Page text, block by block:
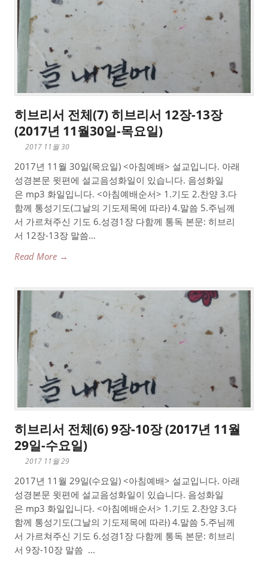
히브리서 전체(7) 히브리서 12장-13장
(2017년 11월30일-목요일)
2017 11월 30
2017년 11월 30일(목요일) <아침예배> 설교입니다. 아래
성경본문 윗편에 설교음성화일이 있습니다. 음성화일
은 mp3 화일입니다. <아침예배순서> 1.기도 2.찬양 3.다
함께 통성기도(그날의 기도제목에 따라) 4.말씀 5.주님께
서 가르쳐주신 기도 6.성경1장 다함께 통독 본문: 히브리
서 12장-13장 말씀...
Read More →
히브리서 전체(6) 9장-10장 (2017년 11월
29일-수요일)
2017 11월 29
2017년 11월 29일(수요일) <아침예배> 설교입니다. 아래
성경본문 윗편에 설교음성화일이 있습니다. 음성화일
은 mp3 화일입니다. <아침예배순서> 1.기도 2.찬양 3.다
함께 통성기도(그날의 기도제목에 따라) 4.말씀 5.주님께
서 가르쳐주신 기도 6.성경1장 다함께 통독 본문: 히브리
서 9장-10장 말씀 ...